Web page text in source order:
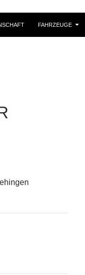
FAHRZEUGE